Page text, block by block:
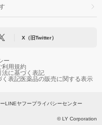
X（旧Twitter）
ー
利用規約
法に基づく表記
く表記医薬品の販売に関する表示
LINEヤフープライバシーセンター
© LY Corporation